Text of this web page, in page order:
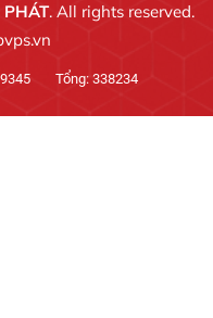
PHÁT. All rights reserved.
9345 Tổng: 338234